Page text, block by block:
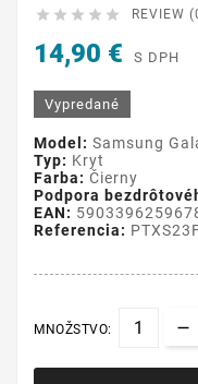
     REVIEW
14,90 € S DPH
Vypredané
Model: Samsung
Typ: Kryt
Farba: Čierny
Podpora
EAN:
Referencia:
MNOŽSTVO: